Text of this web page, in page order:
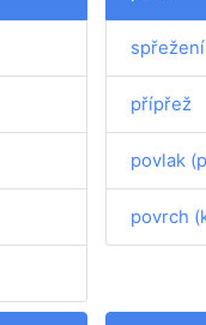
spřežení
přípřež
povlak
povrch